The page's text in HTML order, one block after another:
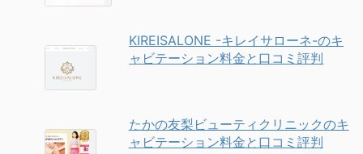
KIREISALONE -キレイサローネ-のキ
ャビテーション料金と口コミ評判
たかの友梨ビューティクリニックのキ
ャビテーション料金と口コミ評判